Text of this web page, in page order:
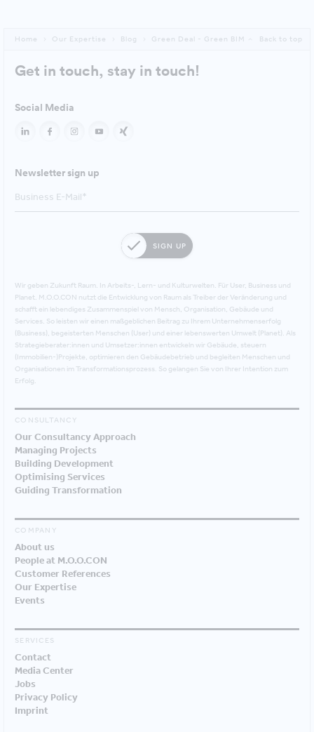
Home Our Expertise Blog Green Deal - Green BIM Back to top
Get in touch, stay in touch!
Social Media
Newsletter sign up
SIGN UP
Wir geben Zukunft Raum. In Arbeits-, Lern- und Kulturwelten. Für User, Business und
Planet. M.O.O.CON nutzt die Entwicklung von Raum als Treiber der Veränderung und
schafft ein lebendiges Zusammenspiel von Mensch, Organisation, Gebäude und
Services. So leisten wir einen maßgeblichen Beitrag zu Ihrem Unternehmenserfolg
(Business), begeisterten Menschen (User) und einer lebenswerten Umwelt (Planet). Als
Strategieberater:innen und Umsetzer:innen entwickeln wir Gebäude, steuern
(Immobilien-)Projekte, optimieren den Gebäudebetrieb und begleiten Menschen und
Organisationen im Transformationsprozess. So gelangen Sie von Ihrer Intention zum
Erfolg.
CONSULTANCY
Our Consultancy Approach
Managing Projects
Building Development
Optimising Services
Guiding Transformation
COMPANY
About us
People at M.O.O.CON
Customer References
Our Expertise
Events
SERVICES
Contact
Media Center
Jobs
Privacy Policy
Imprint